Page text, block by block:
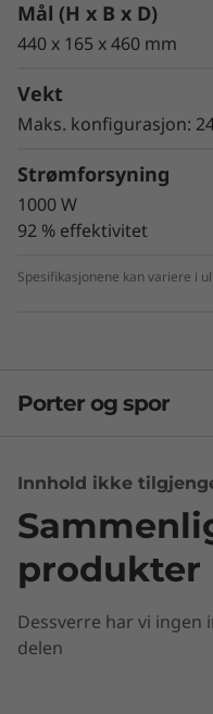
Håndterer
arkitektur,
perfekt for
applikasjoner som
ingeniører,
Mål (H x B x D)
440 x 165 x 460 mm
Vekt
Maks. konfigurasjon:
Strømforsyning
1000 W
92 % effektivitet
Spesifikasjonene kan variere i
Porter og spor
Innhold ikke
produkter
Dessverre har vi ingen
delen